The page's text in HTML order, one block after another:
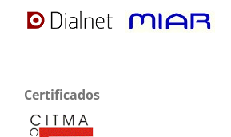
Certificados